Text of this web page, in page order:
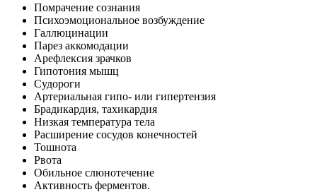
Помрачение сознания
Психоэмоциональное возбуждение
Галлюцинации
Парез аккомодации
Арефлексия зрачков
Гипотония мышц
Судороги
Артериальная гипо- или гипертензия
Брадикардия, тахикардия
Низкая температура тела
Расширение сосудов конечностей
Тошнота
Рвота
Обильное слюнотечение
Активность ферментов.